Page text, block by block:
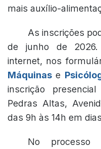
mais auxílio-
As inscrições
de junho de 2026.
internet, nos
Máquinas e
inscrição
Pedras Altas,
das 9h às 14h em
No processo